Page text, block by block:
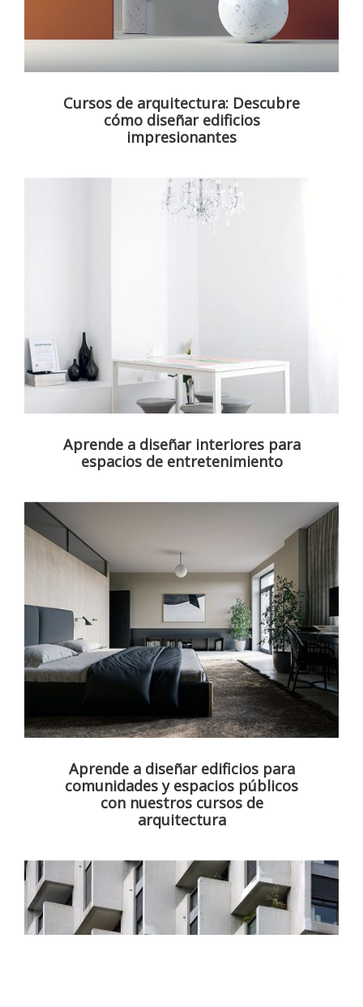
Cursos de arquitectura: Descubre
cómo diseñar edificios
impresionantes
Aprende a diseñar interiores para
espacios de entretenimiento
Aprende a diseñar edificios para
comunidades y espacios públicos
con nuestros cursos de
arquitectura